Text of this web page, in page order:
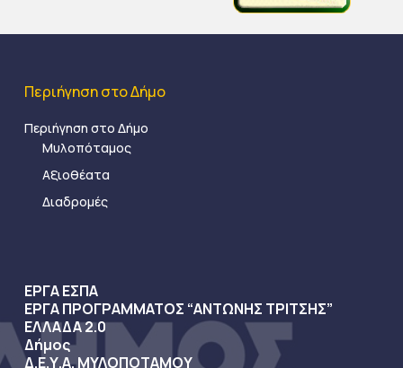
Περιήγηση στο Δήμο
Περιήγηση στο Δήμο
Μυλοπόταμος
Αξιοθέατα
Διαδρομές
ΕΡΓΑ ΕΣΠΑ
ΕΡΓΑ ΠΡΟΓΡΑΜΜΑΤΟΣ “ΑΝΤΩΝΗΣ ΤΡΙΤΣΗΣ”
ΕΛΛΑΔΑ 2.0
Δήμος
Δ.Ε.Υ.Α. ΜΥΛΟΠΟΤΑΜΟΥ